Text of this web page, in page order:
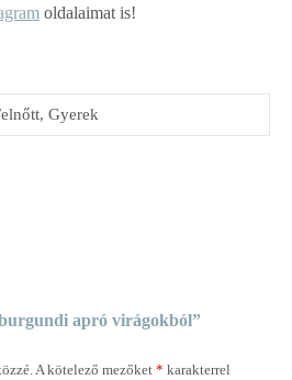
oldalaimat is!
Gyerek
apró virágokból”
A kötelező mezőket * karakterrel